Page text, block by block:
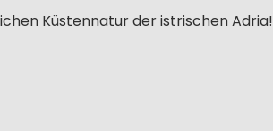
Küstennatur der istrischen Adria!